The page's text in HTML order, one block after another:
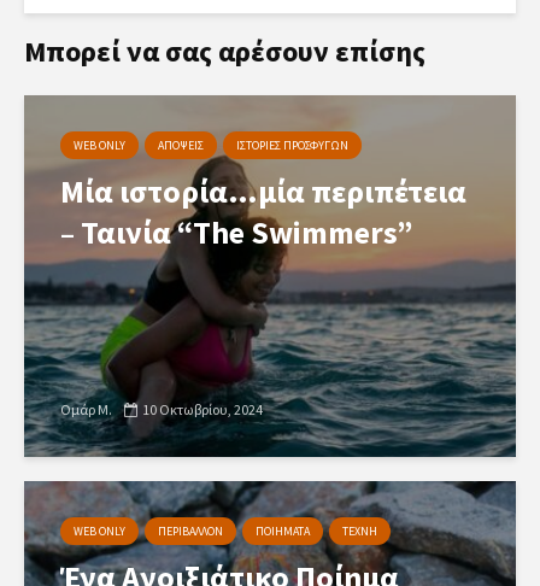
Μπορεί να σας αρέσουν επίσης
WEB ONLY ΑΠΟΨΕΙΣ ΙΣΤΟΡΙΕΣ ΠΡΟΣΦΥΓΩΝ
Μία ιστορία…μία περιπέτεια
– Ταινία “The Swimmers”
Ομάρ Μ. 10 Οκτωβρίου, 2024
WEB ONLY ΠΕΡΙΒΑΛΛΟΝ ΠΟΙΗΜΑΤΑ ΤΕΧΝΗ
Ένα Ανοιξιάτικο Ποίημα